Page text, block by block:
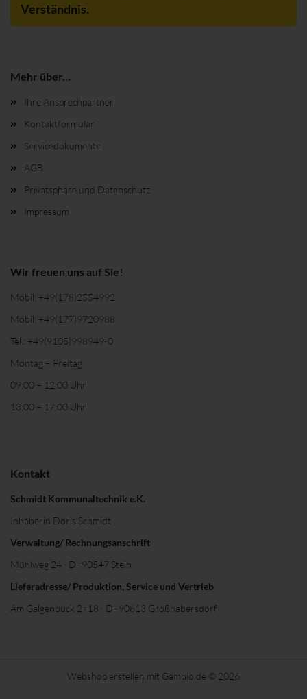
Verständnis.
Mehr über...
Ihre Ansprechpartner
Kontaktformular
Servicedokumente
AGB
Privatsphäre und Datenschutz
Impressum
Wir freuen uns auf Sie!
Mobil: +49(178)2554992
Mobil: +49(177)9720988
Tel.: +49(9105)998949-0
Montag – Freitag
09:00 – 12:00 Uhr
13:00 – 17:00 Uhr
Kontakt
Schmidt Kommunaltechnik e.K.
Inhaberin Doris Schmidt
Verwaltung/ Rechnungsanschrift
Mühlweg 24 · D–90547 Stein
Lieferadresse/ Produktion, Service und Vertrieb
Am Galgenbuck 2+18 · D–90613 Großhabersdorf
Webshop erstellen mit Gambio.de © 2026